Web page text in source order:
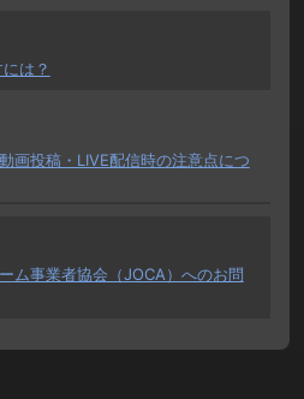
は？
画投稿・LIVE配信時の注意点につ
ム事業者協会（JOCA）へのお問